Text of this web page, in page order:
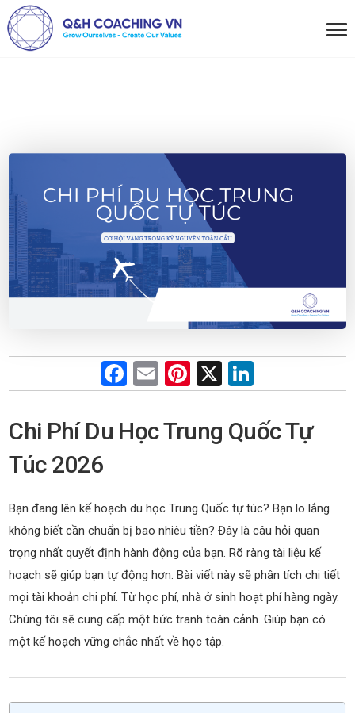
F
a
ce
b
o
k
E
m
ail
Pi
nt
er
es
X
n
ke
dI
Chi Phí Du Học Trung Quốc Tự
Túc 2026
Bạn đang lên kế hoạch du học Trung Quốc tự túc? Bạn lo lắng
không biết cần chuẩn bị bao nhiêu tiền? Đây là câu hỏi quan
trọng nhất quyết định hành động của bạn. Rõ ràng tài liệu kế
hoạch sẽ giúp bạn tự động hơn. Bài viết này sẽ phân tích chi tiết
mọi tài khoản chi phí. Từ học phí, nhà ở sinh hoạt phí hàng ngày.
Chúng tôi sẽ cung cấp một bức tranh toàn cảnh. Giúp bạn có
một kế hoạch vững chắc nhất về học tập.